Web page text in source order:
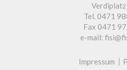
Tel. 0471
Fax 0471
e-mail:
Impressum